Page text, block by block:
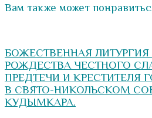
Вам также может
БОЖЕСТВЕННАЯ ЛИТУРГИЯ
РОЖДЕСТВА ЧЕСТНОГО
ПРЕДТЕЧИ И КРЕСТИТЕЛЯ
В СВЯТО-НИКОЛЬСКОМ
КУДЫМКАРА.